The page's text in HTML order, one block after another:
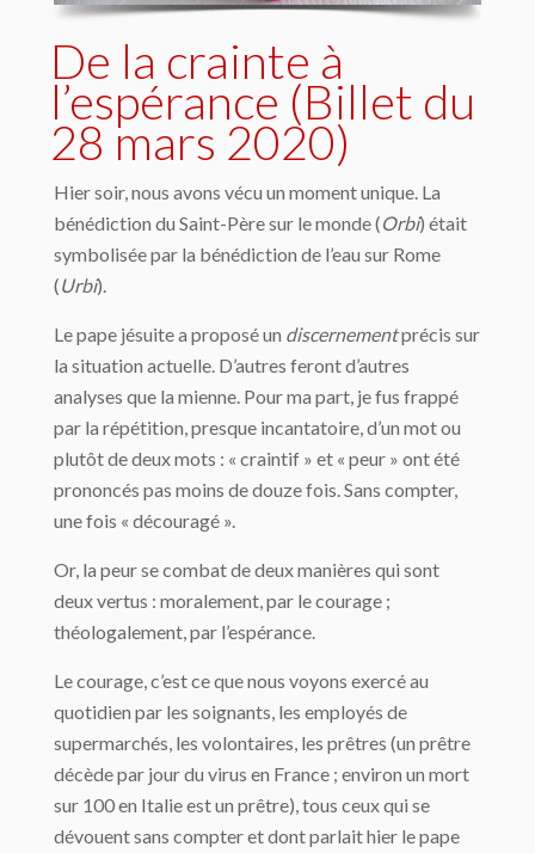
De la crainte à
l’espérance (Billet du
28 mars 2020)
Hier soir, nous avons vécu un moment unique. La
bénédiction du Saint-Père sur le monde (Orbi) était
symbolisée par la bénédiction de l’eau sur Rome
(Urbi).
Le pape jésuite a proposé un discernementprécis sur
la situation actuelle. D’autres feront d’autres
analyses que la mienne. Pour ma part, je fus frappé
par la répétition, presque incantatoire, d’un mot ou
plutôt de deux mots : « craintif » et « peur » ont été
prononcés pas moins de douze fois. Sans compter,
une fois « découragé ».
Or, la peur se combat de deux manières qui sont
deux vertus : moralement, par le courage ;
théologalement, par l’espérance.
Le courage, c’est ce que nous voyons exercé au
quotidien par les soignants, les employés de
supermarchés, les volontaires, les prêtres (un prêtre
décède par jour du virus en France ; environ un mort
sur 100 en Italie est un prêtre), tous ceux qui se
dévouent sans compter et dont parlait hier le pape